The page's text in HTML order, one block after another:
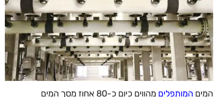
המים המותפלים
מהווים כיום כ-80 אחוז מסך המים